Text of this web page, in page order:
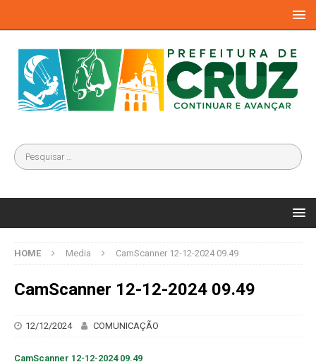
HOME Media CamScanner 12-12-2024 09.49
CamScanner 12-12-2024 09.49
12/12/2024 COMUNICAÇÃO
CamScanner 12-12-2024 09.49